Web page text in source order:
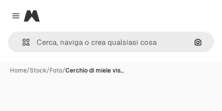
Close menu
Magnific
Cerca
Home/Stock/Foto/Cerchio di miele vis…